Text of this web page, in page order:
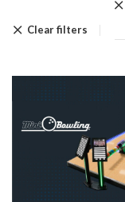
Clear filters